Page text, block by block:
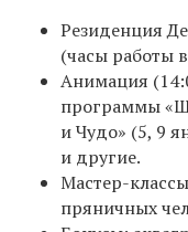
Резиденция
(часы работы
Анимация
программы
и Чудо» (5, 9
и другие.
Мастер-
пряничных